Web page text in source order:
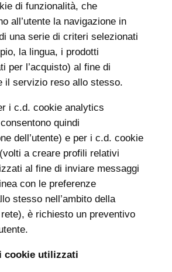
di funzionalità, che
all’utente la navigazione in
una serie di criteri selezionati
la lingua, i prodotti
per l’acquisto) al fine di
il servizio reso allo stesso.
i c.d. cookie analytics
quindi
dell’utente) e per i c.d. cookie
a creare profili relativi
al fine di inviare messaggi
con le preferenze
stesso nell’ambito della
è richiesto un preventivo
cookie utilizzati